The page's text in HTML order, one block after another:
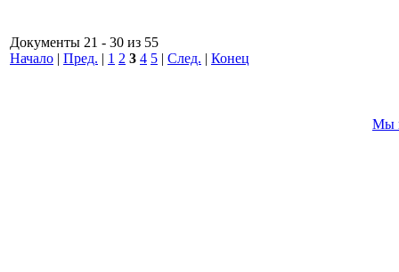
Документы 21 - 30 из 55
Начало | Пред. | 1 2 3 4 5 | След. | Конец
Мы